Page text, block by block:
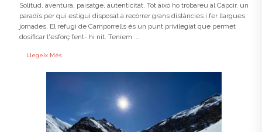
Solitud, aventura, paisatge, autenticitat. Tot això ho trobareu al Capcir, un
paradís per qui estigui disposat a recórrer grans distàncies i fer llargues
jornades. El refugi de Camporrells és un punt privilegiat que permet
dosificar l'esforç fent- hi nit. Teníem ...
Llegeix Més